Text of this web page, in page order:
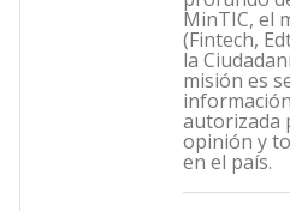
MinTIC, el
(Fintech,
la
misión es
autorizada
opinión y
en el país.